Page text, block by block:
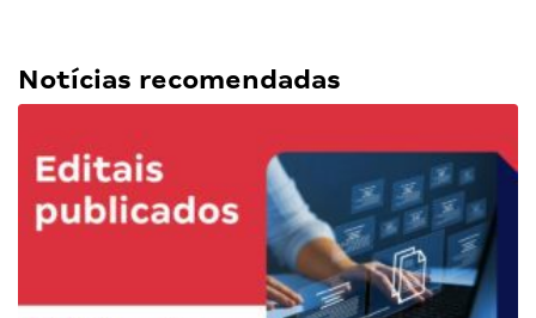
Notícias recomendadas